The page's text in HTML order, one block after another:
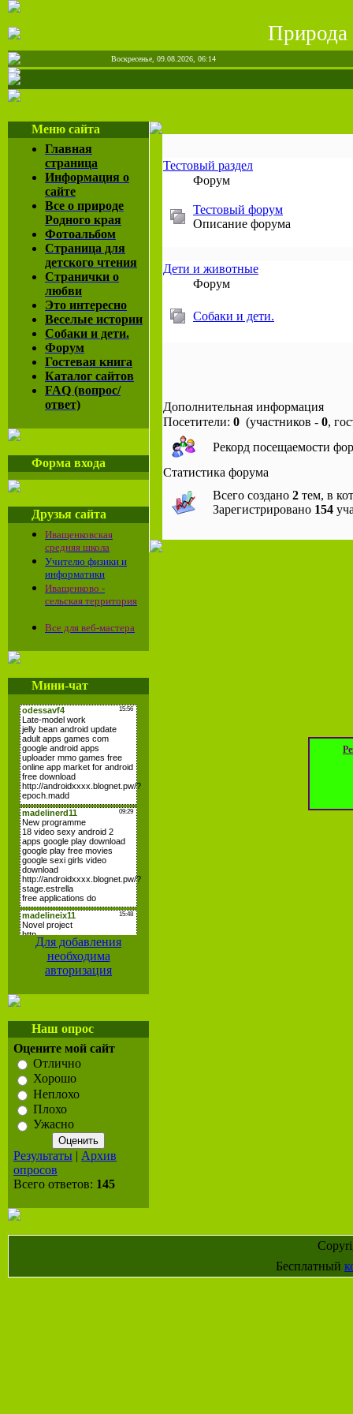
Природа
Воскресенье, 09.08.2026, 06:14
Меню сайта
Главная
страница
Информация о
сайте
Все о природе
Родного края
Фотоальбом
Страница для
детского чтения
Странички о
любви
Это интересно
Веселые истории
Собаки и дети.
Форум
Гостевая книга
Каталог сайтов
FAQ (вопрос/
ответ)
Форма входа
Друзья сайта
Иващенковская
средняя школа
Учителю физики и
информатики
Иващенково -
сельская территория
Все для веб-мастера
Мини-чат
Для добавления
необходима
авторизация
Наш опрос
Оцените мой сайт
Отлично
Хорошо
Неплохо
Плохо
Ужасно
Результаты | Архив
опросов
Всего ответов: 145
Тестовый раздел
Форум
Тестовый форум
Описание форума
Дети и животные
Форум
Собаки и дети.
Дополнительная информация
Посетители: 0 (участников - 0,
Рекорд посещаемости
Статистика форума
Всего создано 2 тем, в
Зарегистрировано 154
Бесплатный